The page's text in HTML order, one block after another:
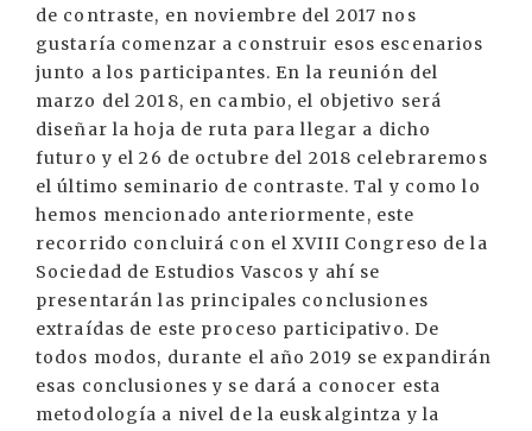
de contraste, en noviembre del 2017 nos
gustaría comenzar a construir esos escenarios
junto a los participantes. En la reunión del
marzo del 2018, en cambio, el objetivo será
diseñar la hoja de ruta para llegar a dicho
futuro y el 26 de octubre del 2018 celebraremos
el último seminario de contraste. Tal y como lo
hemos mencionado anteriormente, este
recorrido concluirá con el XVIII Congreso de la
Sociedad de Estudios Vascos y ahí se
presentarán las principales conclusiones
extraídas de este proceso participativo. De
todos modos, durante el año 2019 se expandirán
esas conclusiones y se dará a conocer esta
metodología a nivel de la euskalgintza y la